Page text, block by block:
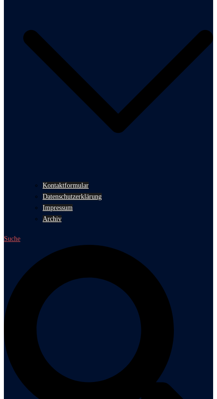
Kontaktformular
Datenschutzerklärung
Impressum
Archiv
Suche